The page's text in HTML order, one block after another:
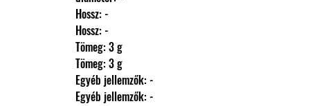
                Hossz: -
                Hossz: -
                Tömeg: 3 g
                Tömeg: 3 g
                Egyéb jellemzők: -
                Egyéb jellemzők: -